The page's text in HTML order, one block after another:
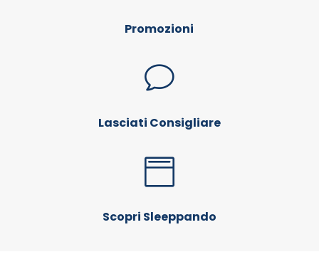
Promozioni
v
Lasciati Consigliare

Scopri Sleeppando